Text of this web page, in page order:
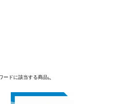
ードに該当する商品はございませんでした。